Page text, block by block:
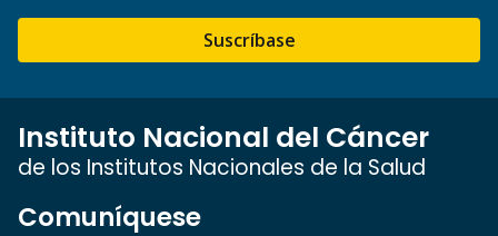
Suscríbase
Instituto Nacional del Cáncer
de los Institutos Nacionales de la Salud
Comuníquese